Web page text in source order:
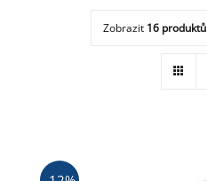
Zobrazit 16 produktů